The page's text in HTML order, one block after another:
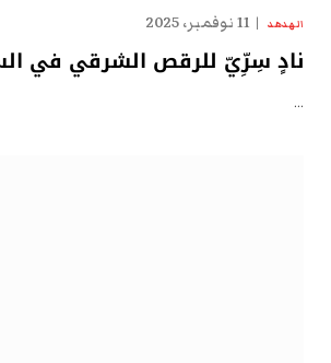
الهدهد 11 نوفمبر، 2025
نادٍ سِرِّيّ للرقص الشرقي في
…